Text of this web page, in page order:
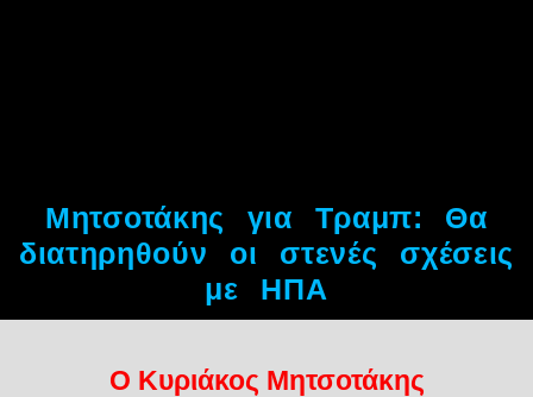
Μητσοτάκης για Τραμπ: Θα
διατηρηθούν οι στενές σχέσεις
με ΗΠΑ
Ο Κυριάκος Μητσοτάκης